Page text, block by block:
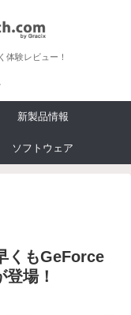
体験レビュー！
新製品情報
ソフトウェア
くもGeForce
場！